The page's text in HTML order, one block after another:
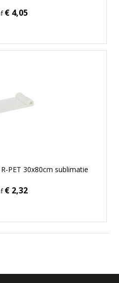
€ 4,05
PET 30x80cm sublimatie
€ 2,32